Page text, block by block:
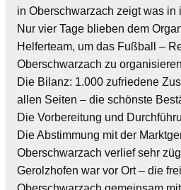
in Oberschwarzach zeigt was
Nur vier Tage blieben dem
Helferteam, um das Fußball –
Oberschwarzach zu
Die Bilanz: 1.000 zufriedene
allen Seiten – die schönste
Die Vorbereitung und
Die Abstimmung mit der
Oberschwarzach verlief sehr
Gerolzhofen war vor Ort – die